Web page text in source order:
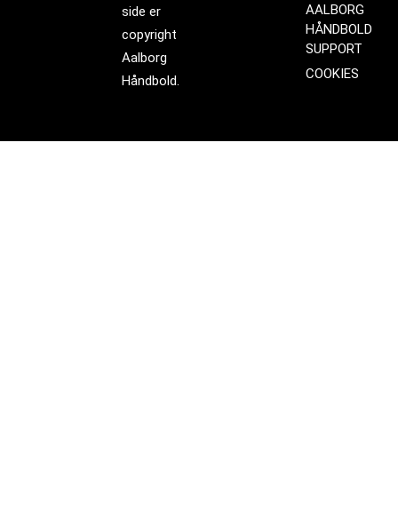
side er
copyright
Aalborg
Håndbold.
AALBORG
HÅNDBOLD
SUPPORT
COOKIES